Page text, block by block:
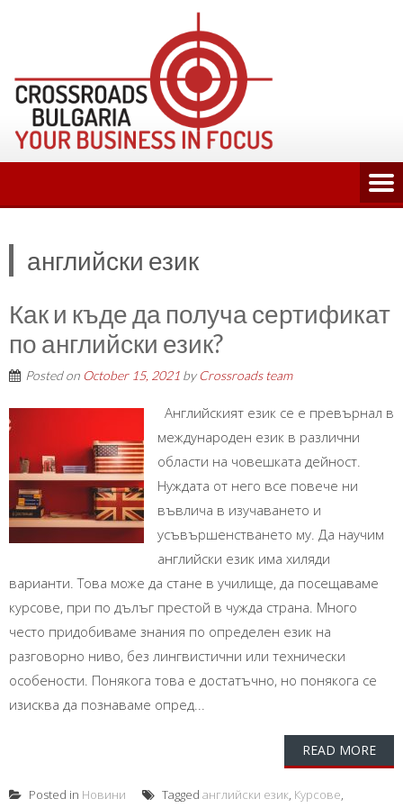
английски език
Как и къде да получа сертификат
по английски език?
Posted on October 15, 2021 by Crossroads team
Английският език се е превърнал в
международен език в различни
области на човешката дейност.
Нуждата от него все повече ни
въвлича в изучаването и
усъвършенстването му. Да научим
английски език има хиляди
варианти. Това може да стане в училище, да посещаваме
курсове, при по дълъг престой в чужда страна. Много
често придобиваме знания по определен език на
разговорно ниво, без лингвистични или технически
особености. Понякога това е достатъчно, но понякога се
изисква да познаваме опред...
READ MORE
Posted in Новини Tagged английски език, Курсове,